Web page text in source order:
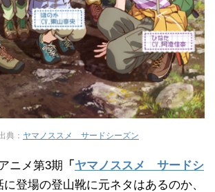
典： ヤマノススメ サードシーズン
ニメ第3期 「 ヤマノススメ サードシ
に登場の登山靴に元ネタはあるのか、